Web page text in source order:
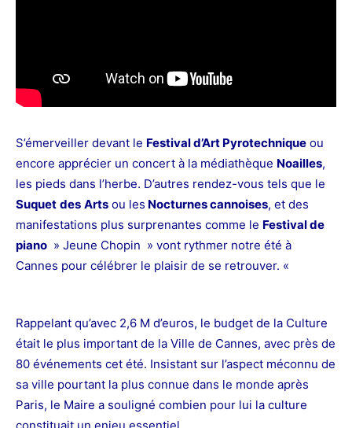
S’émerveiller devant le Festival d’Art Pyrotechnique ou
encore apprécier un concert à la médiathèque Noailles,
les pieds dans l’herbe. D’autres rendez-vous tels que le
Suquet des Arts ou les Nocturnes cannoises, et des
manifestations plus surprenantes comme le Festival de
piano » Jeune Chopin » vont rythmer notre été à
Cannes pour célébrer le plaisir de se retrouver. «
Rappelant qu’avec 2,6 M d’euros, le budget de la Culture
était le plus important de la Ville de Cannes, avec près de
80 événements cet été. Insistant sur l’aspect méconnu de
sa ville pourtant la plus connue dans le monde après
Paris, le Maire a souligné combien pour lui la culture